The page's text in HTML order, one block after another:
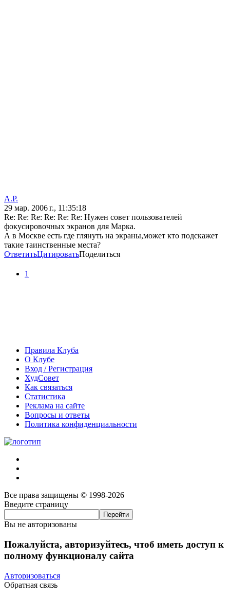
А.Р.
29 мар. 2006 г., 11:35:18
Re: Re: Re: Re: Re: Re: Нужен совет пользователей
фокусировочных экранов для Марка.
А в Москве есть где глянуть на экраны,может кто подскажет
такие таинственные места?
ОтветитьЦитироватьПоделиться
1
Правила Клуба
О Клубе
Вход / Регистрация
ХудСовет
Как связаться
Статистика
Реклама на сайте
Вопросы и ответы
Политика конфиденциальности
Все права защищены © 1998-2026
Введите страницу
Вы не авторизованы
Пожалуйста, авторизуйтесь, чтоб иметь доступ к
полному функционалу сайта
Авторизоваться
Обратная связь